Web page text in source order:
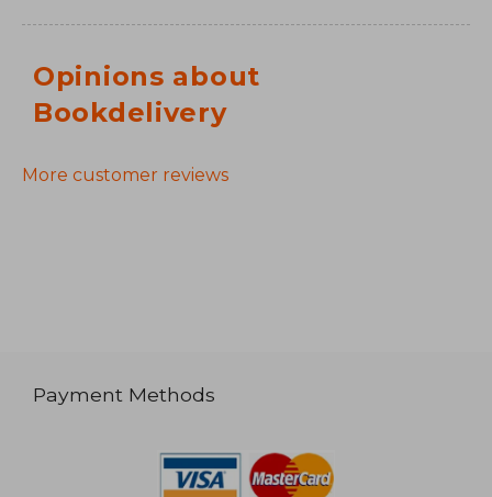
Opinions about
Bookdelivery
More customer reviews
Payment Methods